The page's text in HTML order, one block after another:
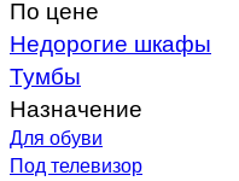
По цене
Недорогие шкафы
Тумбы
Назначение
Для обуви
Под телевизор